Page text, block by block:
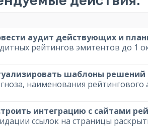
аудит действующих и
рейтингов эмитентов до 1
шаблоны решений
наименования рейтингового
интеграцию с сайтами
ссылок на страницы